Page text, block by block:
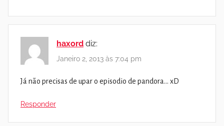
haxord diz:
Janeiro 2, 2013 às 7:04 pm
Já não precisas de upar o episodio de pandora… xD
Responder